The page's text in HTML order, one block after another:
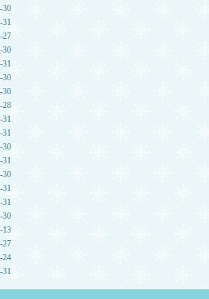
30
31
27
30
31
30
30
28
31
31
30
31
30
31
31
30
13
27
24
31